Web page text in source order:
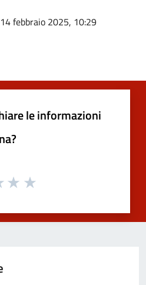
febbraio 2025, 10:29
le informazioni